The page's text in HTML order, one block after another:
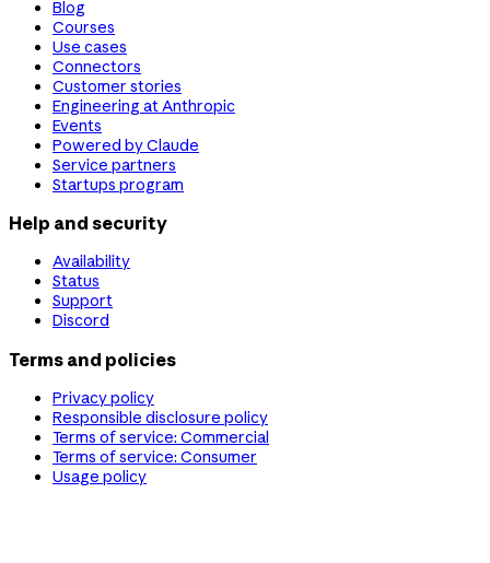
Blog
Courses
Use cases
Connectors
Customer stories
Engineering at Anthropic
Events
Powered by Claude
Service partners
Startups program
Help and security
Availability
Status
Support
Discord
Terms and policies
Privacy policy
Responsible disclosure policy
Terms of service: Commercial
Terms of service: Consumer
Usage policy